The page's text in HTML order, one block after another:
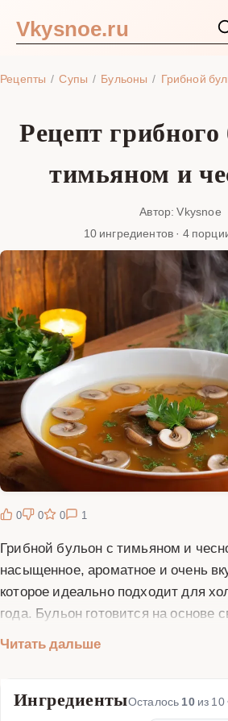
Vkysnoe.ru
Рецепты Супы Бульоны Грибной
Рецепт грибного
тимьяном и
Автор: Vkysnoe
10 ингредиентов · 4
0 0 0 1
Грибной бульон с тимьяном и
насыщенное, ароматное и очень
которое идеально подходит для
года. Бульон готовится на
Тимьян и чеснок добавляют блюду
самостоятельное блюдо,
Читать дальше
ИнгредиентыОсталось 10из 10